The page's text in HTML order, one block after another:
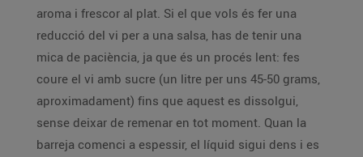
aroma i frescor al plat. Si el que vols és fer una
reducció del vi per a una salsa, has de tenir una
mica de paciència, ja que és un procés lent: fes
coure el vi amb sucre (un litre per uns 45-50 grams,
aproximadament) fins que aquest es dissolgui,
sense deixar de remenar en tot moment. Quan la
barreja comenci a espessir, el líquid sigui dens i es